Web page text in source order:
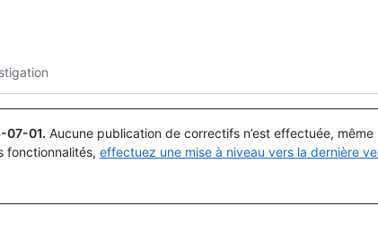
07-01. Aucune publication de correctifs n’est effectuée,
fonctionnalités, effectuez une mise à niveau vers la dernière